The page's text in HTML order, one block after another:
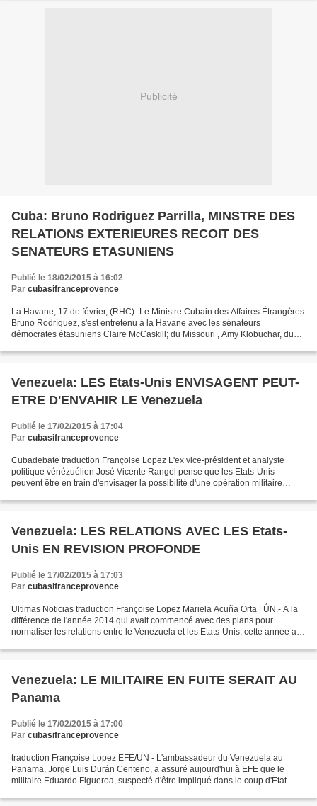
Publicité
Cuba: Bruno Rodriguez Parrilla, MINSTRE DES
RELATIONS EXTERIEURES RECOIT DES
SENATEURS ETASUNIENS
Publié le 18/02/2015 à 16:02
Par cubasifranceprovence
La Havane, 17 de février, (RHC).-Le Ministre Cubain des Affaires Étrangères
Bruno Rodríguez, s'est entretenu à la Havane avec les sénateurs
démocrates étasuniens Claire McCaskill; du Missouri , Amy Klobuchar, du
Venezuela: LES Etats-Unis ENVISAGENT PEUT-
ETRE D'ENVAHIR LE Venezuela
Publié le 17/02/2015 à 17:04
Par cubasifranceprovence
Cubadebate traduction Françoise Lopez L'ex vice-président et analyste
politique vénézuélien José Vicente Rangel pense que les Etats-Unis
peuvent être en train d'envisager la possibilité d'une opération militaire
Venezuela: LES RELATIONS AVEC LES Etats-
Unis EN REVISION PROFONDE
Publié le 17/02/2015 à 17:03
Par cubasifranceprovence
Ultimas Noticias traduction Françoise Lopez Mariela Acuña Orta | ÚN.- A la
différence de l'année 2014 qui avait commencé avec des plans pour
normaliser les relations entre le Venezuela et les Etats-Unis, cette année a
Venezuela: LE MILITAIRE EN FUITE SERAIT AU
Panama
Publié le 17/02/2015 à 17:00
Par cubasifranceprovence
traduction Françoise Lopez EFE/UN - L'ambassadeur du Venezuela au
Panama, Jorge Luis Durán Centeno, a assuré aujourd'hui à EFE que le
militaire Eduardo Figueroa, suspecté d'être impliqué dans le coup d'Etat